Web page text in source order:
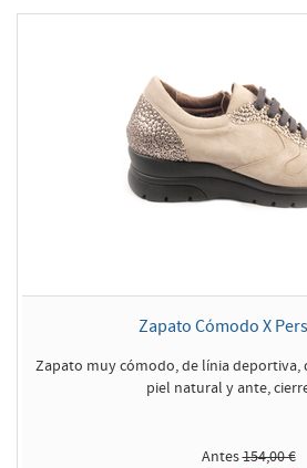
Zapato Cómodo X
Zapato muy cómodo, de línia deportiva,
piel natural y ante,
Antes154,00 €